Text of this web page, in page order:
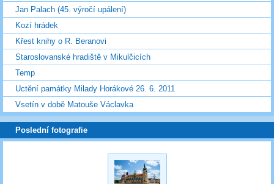
Jan Palach (45. výročí upálení)
Kozí hrádek
Křest knihy o R. Beranovi
Staroslovanské hradiště v Mikulčicích
Temp
Uctění památky Milady Horákové 26. 6. 2011
Vsetín v době Matouše Václavka
Poslední fotografie